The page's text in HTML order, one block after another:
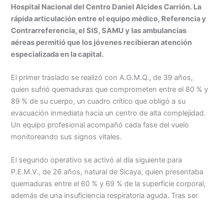
Menu
Hospital Nacional del Centro Daniel Alcides Carrión. La
rápida articulación entre el equipo médico, Referencia y
Contrarreferencia, el SIS, SAMU y las ambulancias
aéreas permitió que los jóvenes recibieran atención
especializada en la capital.
El primer traslado se realizó con A.G.M.Q., de 39 años,
quien sufrió quemaduras que comprometen entre el 80 % y
89 % de su cuerpo, un cuadro crítico que obligó a su
evacuación inmediata hacia un centro de alta complejidad.
Un equipo profesional acompañó cada fase del vuelo
monitoreando sus signos vitales.
El segundo operativo se activó al día siguiente para
P.E.M.V., de 26 años, natural de Sicaya, quien presentaba
quemaduras entre el 60 % y 69 % de la superficie corporal,
además de una insuficiencia respiratoria aguda. Tras ser